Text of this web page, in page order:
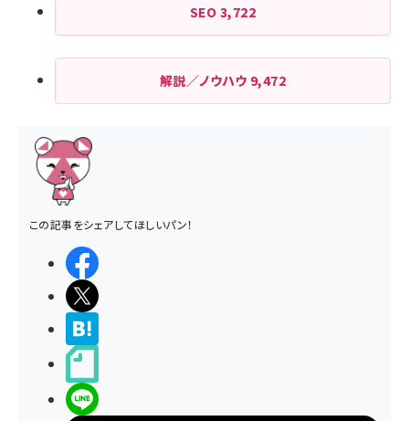
SEO 3,722
解説／ノウハウ 9,472
この記事をシェアしてほしいパン！